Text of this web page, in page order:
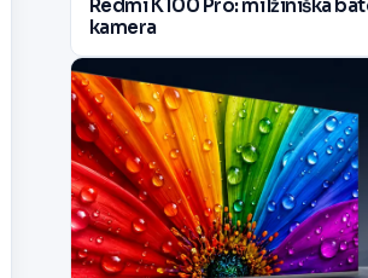
Redmi K100 Pro: milžiniška
kamera